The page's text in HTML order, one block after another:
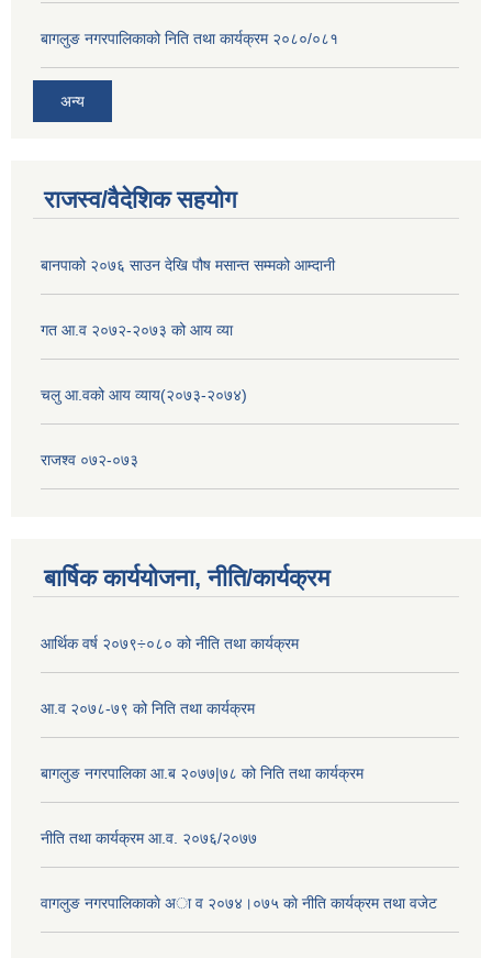
बागलुङ नगरपालिकाको निति तथा कार्यक्रम २०८०/०८१
अन्य
राजस्व/वैदेशिक सहयोग
बानपाको २०७६ साउन देखि पौष मसान्त सम्मको आम्दानी
गत आ.व २०७२-२०७३ को आय व्या
चलु आ.वको आय व्याय(२०७३-२०७४)
राजश्व ०७२-०७३
बार्षिक कार्ययोजना, नीति/कार्यक्रम
आर्थिक वर्ष २०७९÷०८० को नीति तथा कार्यक्रम
आ.व २०७८-७९ को निति तथा कार्यक्रम
बागलुङ नगरपालिका आ.ब २०७७|७८ को निति तथा कार्यक्रम
नीति तथा कार्यक्रम आ.व. २०७६/२०७७
वागलुङ नगरपालिकाकाे अा‍ व २०७४।०७५ काे नीति कार्यक्रम तथा वजेट